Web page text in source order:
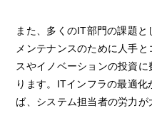
また、多くのIT部門の課題と
メンテナンスのために人手
スやイノベーションの投資
ります。ITインフラの最適
ば、システム担当者の労力が